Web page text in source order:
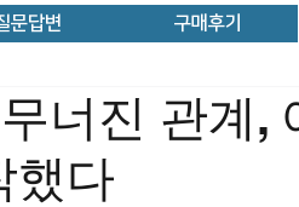
문답변 구매후기
너진 관계,
했다